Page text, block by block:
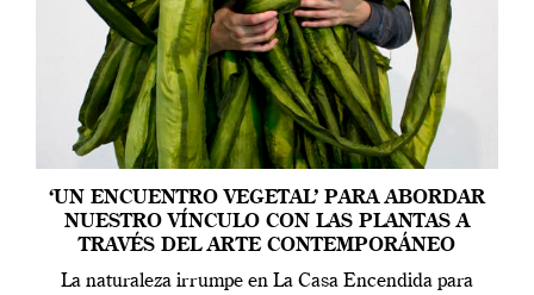
‘UN ENCUENTRO VEGETAL’ PARA ABORDAR
NUESTRO VÍNCULO CON LAS PLANTAS A
TRAVÉS DEL ARTE CONTEMPORÁNEO
La naturaleza irrumpe en La Casa Encendida para